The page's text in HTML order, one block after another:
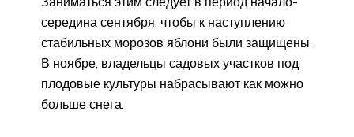
середина сентября, чтобы к наступлению
стабильных морозов яблони были защищены.
В ноябре, владельцы садовых участков под
плодовые культуры набрасывают как можно
больше снега.